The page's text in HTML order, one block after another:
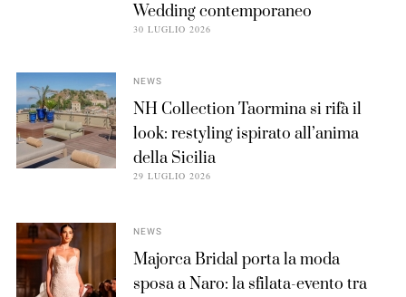
Wedding contemporaneo
30 LUGLIO 2026
NEWS
NH Collection Taormina si rifà il
look: restyling ispirato all’anima
della Sicilia
29 LUGLIO 2026
NEWS
Majorca Bridal porta la moda
sposa a Naro: la sfilata-evento tra